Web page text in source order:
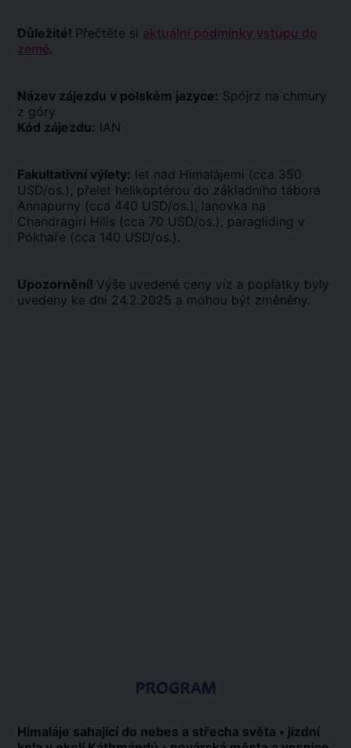
Důležité! Přečtěte si aktuální podmínky vstupu do
země.
Název zájezdu v polském jazyce: Spójrz na chmury
z góry
Kód zájezdu: IAN
Fakultativní výlety: let nad Himalájemi (cca 350
USD/os.), přelet helikoptérou do základního tábora
Annapurny (cca 440 USD/os.), lanovka na
Chandragiri Hills (cca 70 USD/os.), paragliding v
Pókhaře (cca 140 USD/os.).
Upozornění! Výše uvedené ceny víz a poplatky byly
uvedeny ke dni 24.2.2025 a mohou být změněny.
PROGRAM
Himaláje sahající do nebes a střecha světa • jízdní